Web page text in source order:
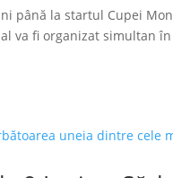
până la startul Cupei
va fi organizat simultan